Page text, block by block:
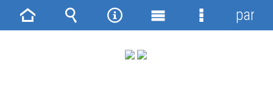
Strona Wyszukiwarka
NarzędziaMenu
Menu
panel